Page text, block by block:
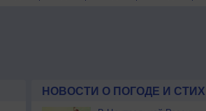
НОВОСТИ О ПОГОДЕ И